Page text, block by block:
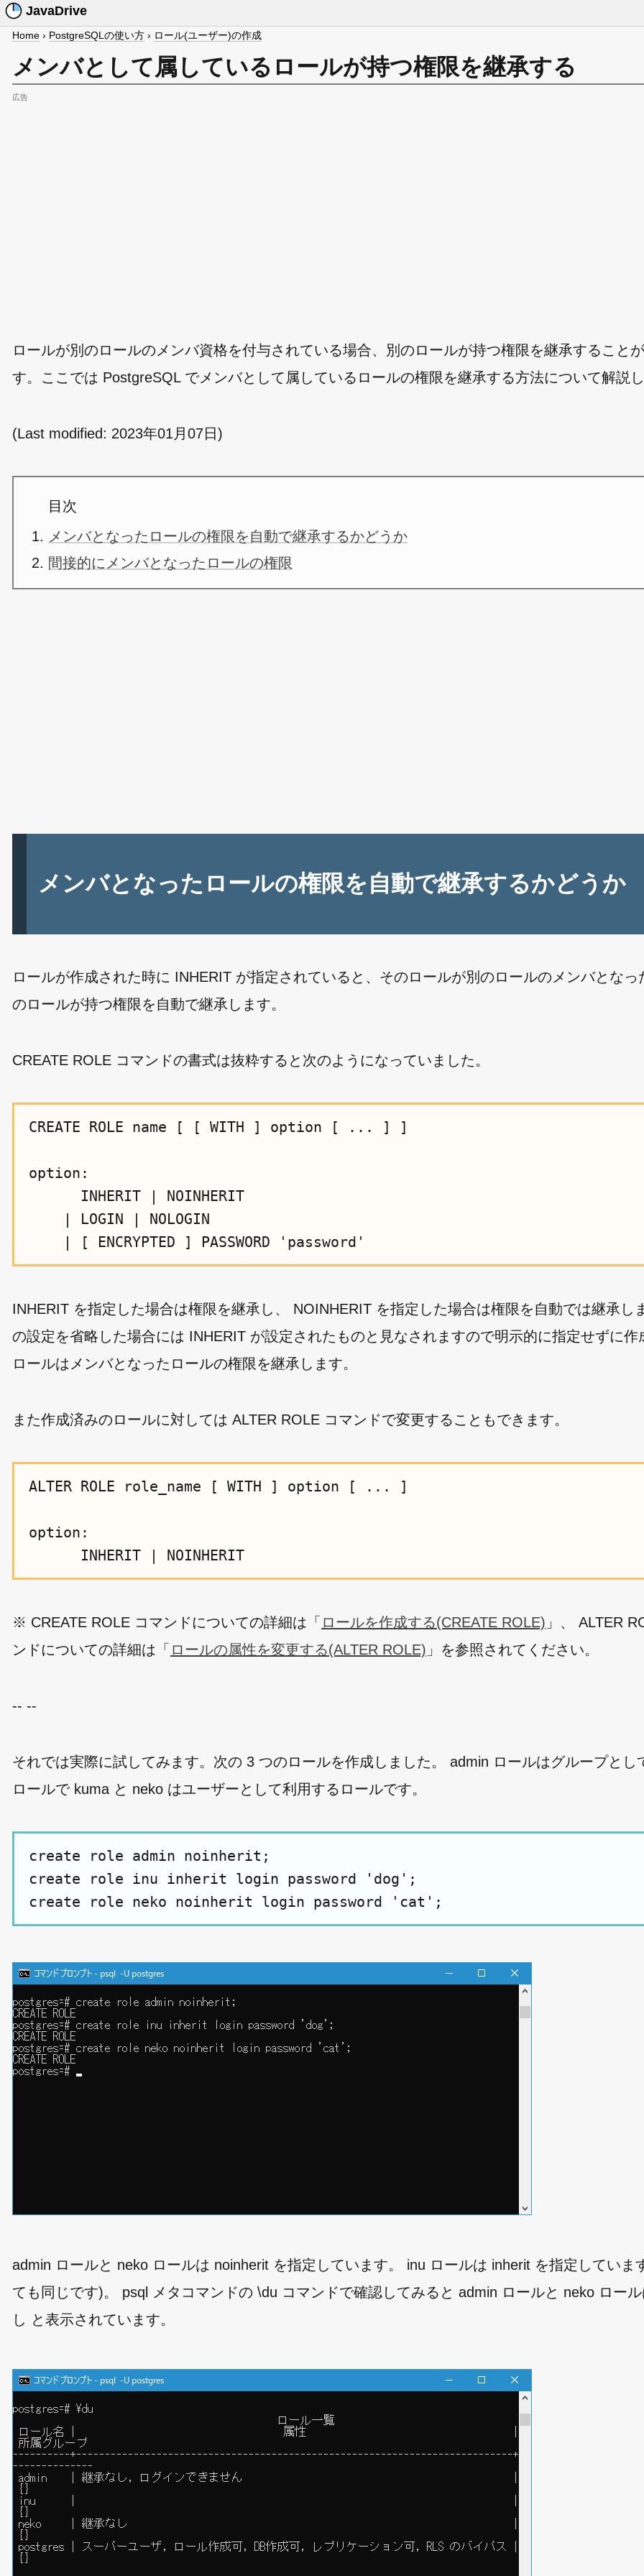
JavaDrive
Home › PostgreSQLの使い方 › ロール(ユーザー)の作成
メンバとして属しているロールが持つ権限を継承する
広告
ロールが別のロールのメンバ資格を付与されている場合、別のロールが持つ権限を継承すること
す。ここでは PostgreSQL でメンバとして属しているロールの権限を継承する方法について解説
(Last modified: 2023年01月07日 )
目次
メンバとなったロールの権限を自動で継承するかどうか
間接的にメンバとなったロールの権限
メンバとなったロールの権限を自動で継承するかどうか
ロールが作成された時に INHERIT が指定されていると、そのロールが別のロールのメンバとなっ
のロールが持つ権限を自動で継承します。
CREATE ROLE コマンドの書式は抜粋すると次のようになっていました。
CREATE ROLE name [ [ WITH ] option [ ... ] ]
option:
      INHERIT | NOINHERIT
    | LOGIN | NOLOGIN
INHERIT を指定した場合は権限を継承し、 NOINHERIT を指定した場合は権限を自動では継承し
の設定を省略した場合には INHERIT が設定されたものと見なされますので明示的に指定せずに作
ロールはメンバとなったロールの権限を継承します。
また作成済みのロールに対しては ALTER ROLE コマンドで変更することもできます。
ALTER ROLE role_name [ WITH ] option [ ... ]
option:
※ CREATE ROLE コマンドについての詳細は「 ロールを作成する(CREATE ROLE) 」、 ALTER
ンドについての詳細は「 ロールの属性を変更する(ALTER ROLE) 」を参照されてください。
-- --
それでは実際に試してみます。次の 3 つのロールを作成しました。 admin ロールはグループとし
ロールで kuma と neko はユーザーとして利用するロールです。
create role admin noinherit;
create role inu inherit login password 'dog';
create role neko noinherit login password 'cat';
admin ロールと neko ロールは noinherit を指定しています。 inu ロールは inherit を指定していま
ても同じです)。 psql メタコマンドの \du コマンドで確認してみると admin ロールと neko ロー
し と表示されています。